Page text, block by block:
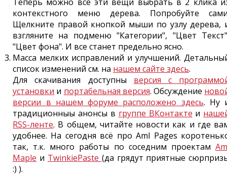
контекстного меню дерева. Попробуйте
Щелкните правой кнопкой мыши по узлу дерева,
взгляните на подменю "Категории", "Цвет
"Цвет фона". И все станет предельно ясно.
Масса мелких исправлений и улучшений.
список изменений см. на нашем сайте здесь.
Для скачивания доступны версия с
установки и портабельная версия. Обсуждение
версии в нашем форуме расположено здесь. Ну
традиционныы анонсы в группе ВКонтакте и
RSS-ленте. В общем, читайте новости как и где
удобнее. На сегодня всё про Aml Pages
так, т.к. много работы по соседним проектам
Maple и TwinkiePaste (да грядут приятные
:) ).